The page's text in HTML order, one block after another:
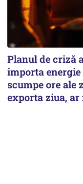
Planul de criză
importa
scumpe ore ale
exporta ziua,